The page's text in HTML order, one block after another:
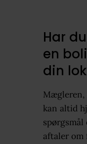
Har
en
din
Mægleren,
kan altid
spørgsmål
aftaler om